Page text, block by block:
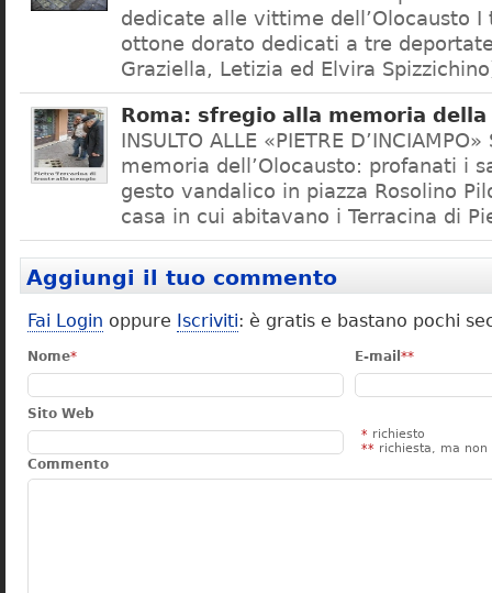
dedicate alle vittime dell’Olocausto
ottone dorato dedicati a tre
Graziella, Letizia ed Elvira
Roma: sfregio alla memoria della
INSULTO ALLE «PIETRE
memoria dell’Olocausto: profanati i
gesto vandalico in piazza Rosolino
casa in cui abitavano i Terracina di
Aggiungi il tuo commento
Fai Login oppure Iscriviti: è gratis e bastano pochi
Nome* E-mail **
Sito Web
* richiesto
** richiesta, ma non
Commento